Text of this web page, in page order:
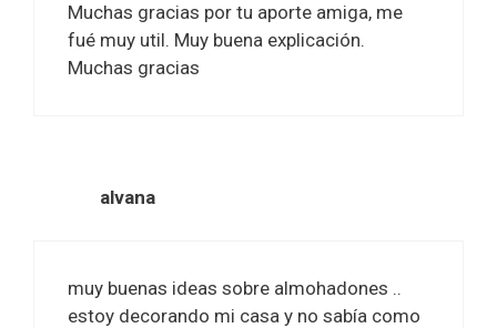
Muchas gracias por tu aporte amiga, me
fué muy util. Muy buena explicación.
Muchas gracias
alvana
muy buenas ideas sobre almohadones ..
estoy decorando mi casa y no sabía como